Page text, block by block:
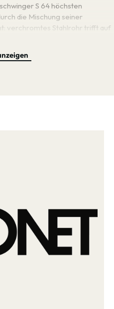
S 64 höchsten
die Mischung seiner
verchromtes Stahlrohr trifft auf
Konstruktion ermöglicht den
Thonet-Stuhl S64 seinen
und seinen Namen. Dank
der Rahmen flexibel und